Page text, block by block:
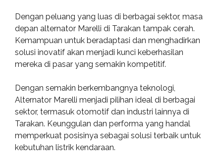
Dengan peluang yang luas di berbagai sektor, masa
depan alternator Marelli di Tarakan tampak cerah.
Kemampuan untuk beradaptasi dan menghadirkan
solusi inovatif akan menjadi kunci keberhasilan
mereka di pasar yang semakin kompetitif.
Dengan semakin berkembangnya teknologi,
Alternator Marelli menjadi pilihan ideal di berbagai
sektor, termasuk otomotif dan industri lainnya di
Tarakan. Keunggulan dan performa yang handal
memperkuat posisinya sebagai solusi terbaik untuk
kebutuhan listrik kendaraan.